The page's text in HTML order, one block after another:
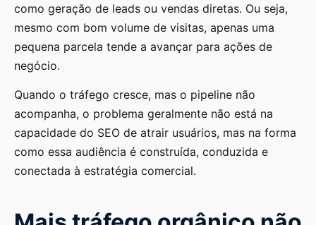
como geração de leads ou vendas diretas. Ou seja,
mesmo com bom volume de visitas, apenas uma
pequena parcela tende a avançar para ações de
negócio.
Quando o tráfego cresce, mas o pipeline não
acompanha, o problema geralmente não está na
capacidade do SEO de atrair usuários, mas na forma
como essa audiência é construída, conduzida e
conectada à estratégia comercial.